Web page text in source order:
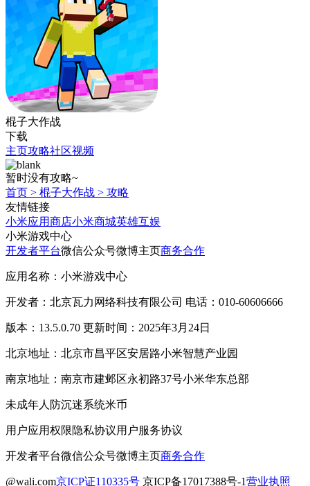
棍子大作战
下载
主页攻略社区视频
暂时没有攻略~
首页 > 棍子大作战 > 攻略
友情链接
小米应用商店小米商城英雄互娱
小米游戏中心
开发者平台微信公众号微博主页商务合作
应用名称：小米游戏中心
开发者：北京瓦力网络科技有限公司 电话：010-60606666
版本：13.5.0.70 更新时间：2025年3月24日
北京地址：北京市昌平区安居路小米智慧产业园
南京地址：南京市建邺区永初路37号小米华东总部
未成年人防沉迷系统米币
用户应用权限隐私协议用户服务协议
开发者平台微信公众号微博主页商务合作
@wali.com京ICP证110335号 京ICP备17017388号-1营业执照